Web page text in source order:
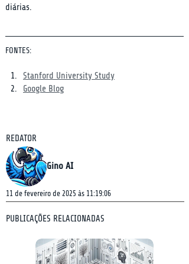
diárias.
FONTES:
Stanford University Study
Google Blog
REDATOR
Gino AI
11 de fevereiro de 2025 às 11:19:06
PUBLICAÇÕES RELACIONADAS